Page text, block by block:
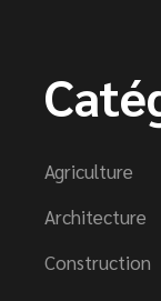
Agriculture
Architecture
Construction